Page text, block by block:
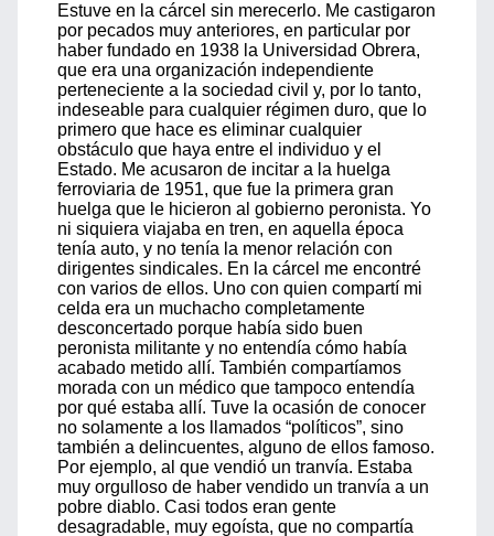
Estuve en la cárcel sin merecerlo. Me castigaron
por pecados muy anteriores, en particular por
haber fundado en 1938 la Universidad Obrera,
que era una organización independiente
perteneciente a la sociedad civil y, por lo tanto,
indeseable para cualquier régimen duro, que lo
primero que hace es eliminar cualquier
obstáculo que haya entre el individuo y el
Estado. Me acusaron de incitar a la huelga
ferroviaria de 1951, que fue la primera gran
huelga que le hicieron al gobierno peronista. Yo
ni siquiera viajaba en tren, en aquella época
tenía auto, y no tenía la menor relación con
dirigentes sindicales. En la cárcel me encontré
con varios de ellos. Uno con quien compartí mi
celda era un muchacho completamente
desconcertado porque había sido buen
peronista militante y no entendía cómo había
acabado metido allí. También compartíamos
morada con un médico que tampoco entendía
por qué estaba allí. Tuve la ocasión de conocer
no solamente a los llamados “políticos”, sino
también a delincuentes, alguno de ellos famoso.
Por ejemplo, al que vendió un tranvía. Estaba
muy orgulloso de haber vendido un tranvía a un
pobre diablo. Casi todos eran gente
desagradable, muy egoísta, que no compartía